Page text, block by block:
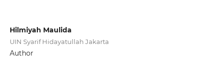
Hilmiyah Maulida
UIN Syarif Hidayatullah Jakarta
Author